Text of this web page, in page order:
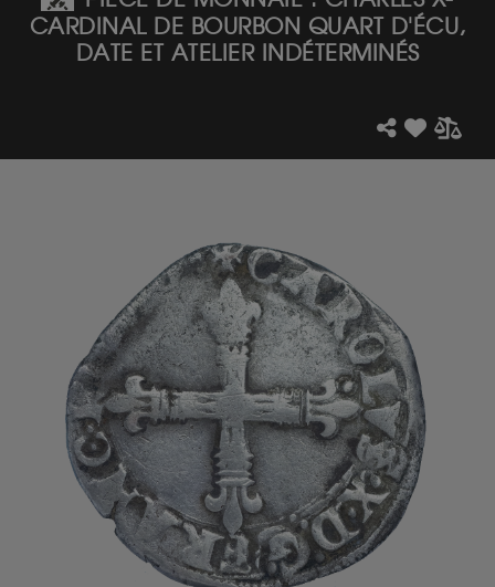
CARDINAL DE BOURBON QUART D'ÉCU,
DATE ET ATELIER INDÉTERMINÉS